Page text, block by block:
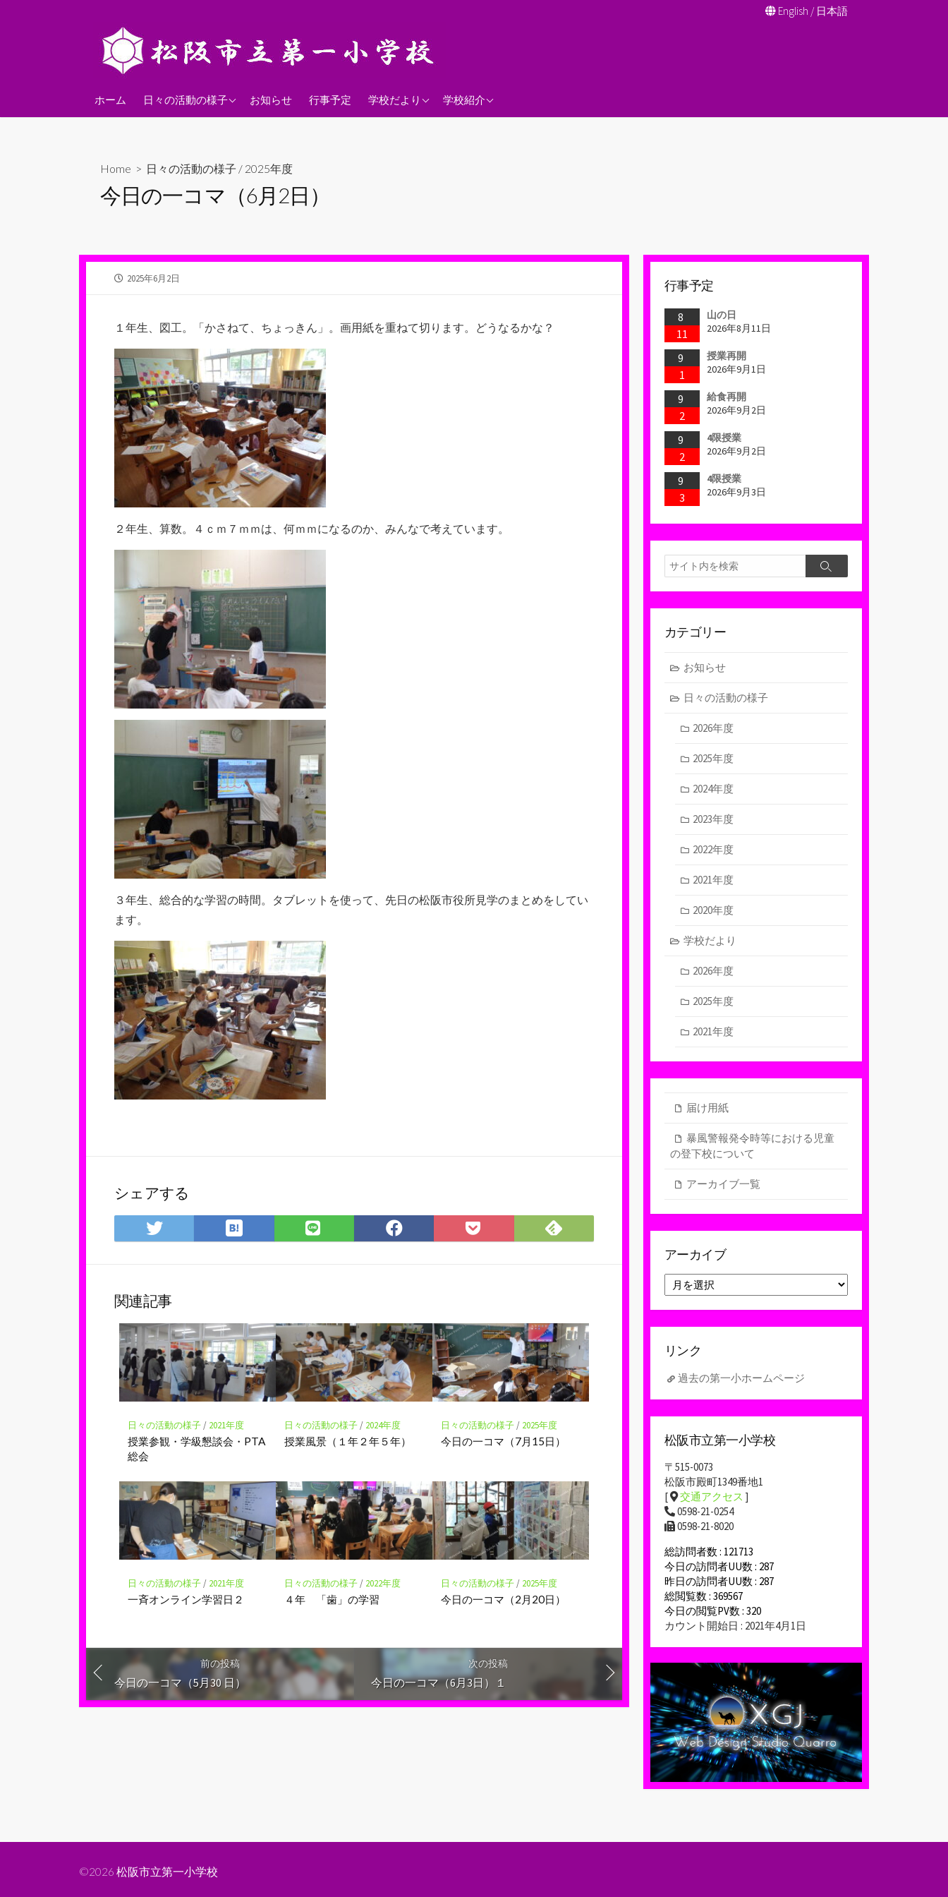
ス
English / 日本語
ホーム 日々の活動の様子
2026年度
お知らせ 行事予定 学校だより
2026年度 学校紹介
学校経営方針
Home > 日々の活動の様子 / 2025年度
今日の一コマ（6月2日）
公
2025年6月2日
１年生、図工。「かさねて、ちょっきん」。画用紙を重ねて切ります。どうなるかな？
２年生、算数。４ｃｍ７ｍｍは、何ｍｍになるのか、みんなで考えています。
３年生、総合的な学習の時間。タブレットを使って、先日の松阪市役所見学のまとめをしてい
ます。
シェアする
Twitter
で
ア
は
て
マ
ー
ク
に
保
LINE
で
Facebook
で
Pocket
に
Feedly
で
関連記事
日々の活動の様子/ 2021年度
授業参観・学級懇談会・PTA
総会
日々の活動の様子/ 2024年度
授業風景（１年２年５年）
日々の活動の様子/ 2025年度
今日の一コマ（7月15日）
日々の活動の様子/ 2021年度
一斉オンライン学習日２
日々の活動の様子/ 2022年度
４年 「歯」の学習
日々の活動の様子/ 2025年度
今日の一コマ（2月20日）
前の投稿
今日の一コマ（5月30 日）
次の投稿
今日の一コマ（6月3日）１
行事予定
8
11
山の日
2026年8月11日
9
1
授業再開
2026年9月1日
9
2
給食再開
2026年9月2日
9
2
4限授業
2026年9月2日
9
3
4限授業
2026年9月3日
検
索
検
カテゴリー
お知らせ
日々の活動の様子
2026年度
2025年度
2024年度
2023年度
2022年度
2021年度
2020年度
学校だより
2026年度
2025年度
2021年度
届け用紙
暴風警報発令時等における児童
の登下校について
アーカイブ一覧
アーカイブ
ー
カ
イ
リンク
過去の第一小ホームページ
松阪市立第一小学校
〒515-0073
松阪市殿町1349番地1
[
交通アクセス ]
0598-21-0254
0598-21-8020
総訪問者数 : 121713
今日の訪問者UU数 : 287
昨日の訪問者UU数 : 287
総閲覧数 : 369567
今日の閲覧PV数 : 320
カウント開始日 : 2021年4月1日
©2026 松阪市立第一小学校